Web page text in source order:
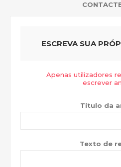
ESCREVA SUA
Apenas utilizadores
escrever
Título da
Texto de